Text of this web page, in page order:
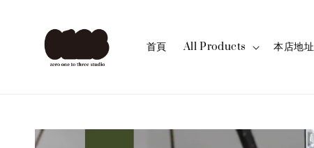
首頁 All Products 本店地址